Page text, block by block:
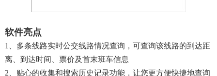
软件亮点
1、多条线路实时公交线路情况查询，可查询该线路的到达距
离、到达时间、票价及首末班车信息
2、贴心的收集和搜索历史记录功能，让您更方便快捷地查询